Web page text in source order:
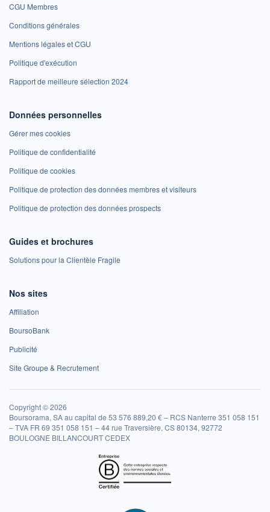
CGU Membres
Conditions générales
Mentions légales et CGU
Politique d'exécution
Rapport de meilleure sélection 2024
Données personnelles
Gérer mes cookies
Politique de confidentialité
Politique de cookies
Politique de protection des données membres et visiteurs
Politique de protection des données prospects
Guides et brochures
Solutions pour la Clientèle Fragile
Nos sites
Affiliation
BoursoBank
Publicité
Site Groupe & Recrutement
Copyright © 2026
Boursorama, SA au capital de 53 576 889,20 € – RCS Nanterre 351 058 151
– TVA FR 69 351 058 151 – 44 rue Traversière, CS 80134, 92772
BOULOGNE BILLANCOURT CEDEX